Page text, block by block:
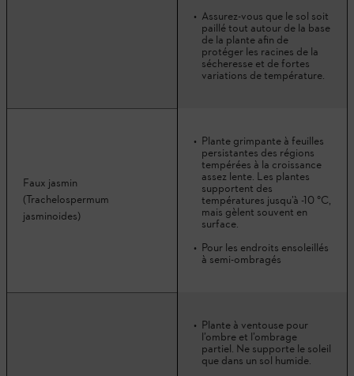
Assurez-vous que le sol soit
paillé tout autour de la base
de la plante afin de
protéger les racines de la
sécheresse et de fortes
variations de température.
Faux jasmin
(Trachelospermum
jasminoides)
Plante grimpante à feuilles
persistantes des régions
tempérées à la croissance
assez lente. Les plantes
supportent des
températures jusqu’à -10 °C,
mais gèlent souvent en
surface.
Pour les endroits ensoleillés
à semi-ombragés
Plante à ventouse pour
l’ombre et l’ombrage
partiel. Ne supporte le soleil
que dans un sol humide.